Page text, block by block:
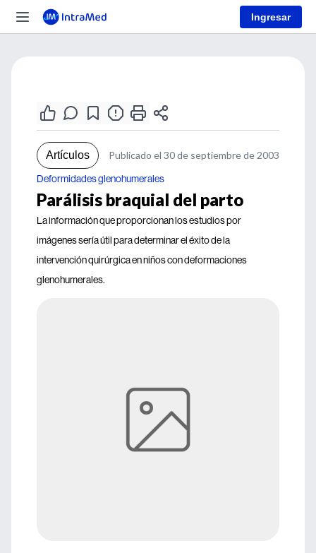
Ingresar
Artículos Publicado el 30 de septiembre de 2003
Deformidades glenohumerales
Parálisis braquial del parto
La información que proporcionan los estudios por
imágenes sería útil para determinar el éxito de la
intervención quirúrgica en niños con deformaciones
glenohumerales.